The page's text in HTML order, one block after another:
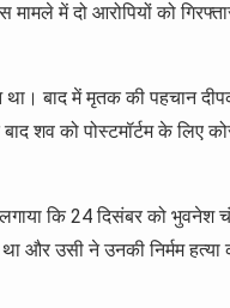
में दो आरोपियों को
बाद में मृतक की पहचान
शव को पोस्टमॉर्टम के लिए
कि 24 दिसंबर को भुवनेश
और उसी ने उनकी निर्मम हत्या